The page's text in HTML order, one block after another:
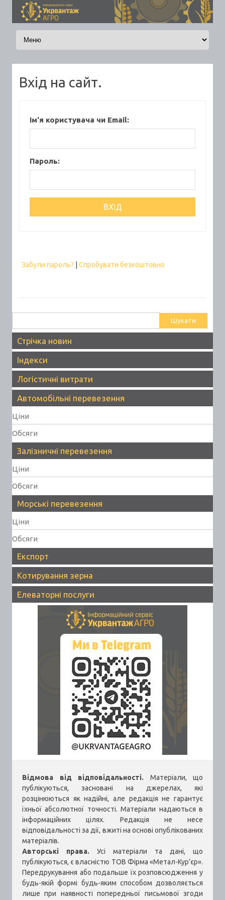
Skip to content
Вхід на сайт.
Ім'я користувача чи Email:
Пароль:
Забули пароль? Спробувати безкоштовно
Стрічка новин
Індекси
Логістичні витрати
Автомобільні перевезення
Ціни
Обсяги
Залізничні перевезення
Ціни
Обсяги
Морські перевезення
Ціни
Обсяги
Експорт
Котирування зерна
Елеваторні послуги
Відмова від відповідальності. Матеріали, що
публікуються, засновані на джерелах, які
розцінюються як надійні, але редакція не гарантує
їхньої абсолютної точності. Матеріали надаються в
інформаційних цілях. Редакція не несе
відповідальності за дії, вжиті на основі опублікованих
матеріалів.
Авторські права. Усі матеріали та дані, що
публікуються, є власністю ТОВ Фірма «Метал-Кур’єр».
Передрукування або подальше їх розповсюдження у
будь-якій формі будь-яким способом дозволяється
лише при наявності попередньої письмової згоди